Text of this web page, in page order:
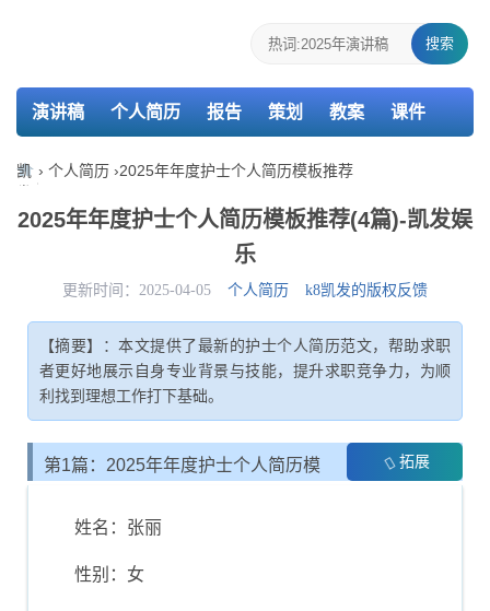
搜索
演讲稿 个人简历 报告 策划 教案 课件
检讨书 主持词
凯
娱
› 个人简历 ›2025年年度护士个人简历模板推荐
2025年年度护士个人简历模板推荐(4篇)-凯发娱
乐
更新时间：2025-04-05 个人简历 k8凯发的版权反馈
【摘要】：本文提供了最新的护士个人简历范文，帮助求职
者更好地展示自身专业背景与技能，提升求职竞争力，为顺
利找到理想工作打下基础。
第1篇：2025年年度护士个人简历模 拓展
姓名：张丽
性别：女